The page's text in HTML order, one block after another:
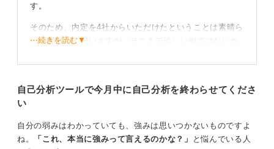
す。
そのため、内定を4社からいただけたということは素晴ら
しい実績だと思いますが、そこまで珍しい例ではないか
されているということは、あなたはそこまで「本命」と
もし本命の会社があるのであれば、そちらから内定を得
⋯続きを読む▼
自己分析ツールで今月中に自己分析を終わらせてくださ
い
自分の弱みはわかっていても、強みは思いつかないものですよ
ね。
「これ、本当に強みって言えるのかな？」
と悩んでいる人